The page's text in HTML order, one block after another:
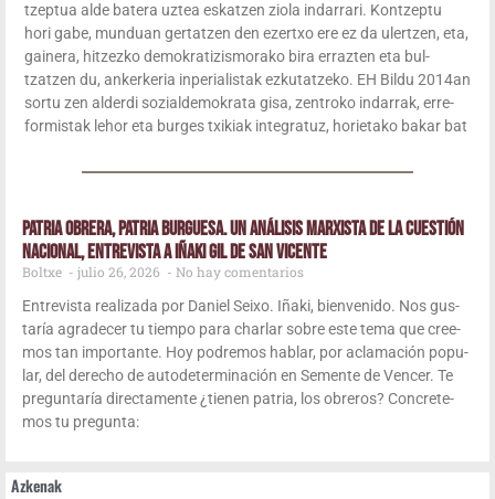
tzep­tua alde bate­ra uztea eskatzen zio­la inda­rra­ri. Kon­tzep­tu
hori gabe, mun­duan ger­tatzen den ezertxo ere ez da uler­tzen, eta,
gai­ne­ra, hitzez­ko demo­kra­ti­zis­mo­ra­ko bira erraz­ten eta bul­
tzatzen du, anker­ke­ria inpe­ria­lis­tak ezku­tatze­ko. EH Bil­du 2014an
sor­tu zen alder­di sozial­de­mo­kra­ta gisa, zen­tro­ko inda­rrak, erre­
for­mis­tak lehor eta bur­ges txi­kiak inte­gra­tuz, horie­ta­ko bakar bat
Patria obre­ra, patria bur­gue­sa. Un aná­li­sis mar­xis­ta de la cues­tión
nacio­nal, entre­vis­ta a Iña­ki Gil de San Vicente
Boltxe julio 26, 2026
No hay comentarios
Entre­vis­ta rea­li­za­da por Daniel Sei­xo. Iña­ki, bien­ve­ni­do. Nos gus­
ta­ría agra­de­cer tu tiem­po para char­lar sobre este tema que cree­
mos tan impor­tan­te. Hoy podre­mos hablar, por acla­ma­ción popu­
lar, del dere­cho de auto­de­ter­mi­na­ción en Semen­te de Ven­cer. Te
pre­gun­ta­ría direc­ta­men­te ¿tie­nen patria, los obre­ros? Con­cre­te­
mos tu pregunta:
Azke­nak